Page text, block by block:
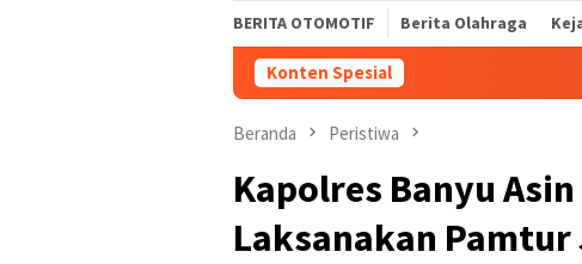
BERITA OTOMOTIF Berita Olahraga
Konten Spesial
Beranda Peristiwa
Kapolres Banyu
Laksanakan